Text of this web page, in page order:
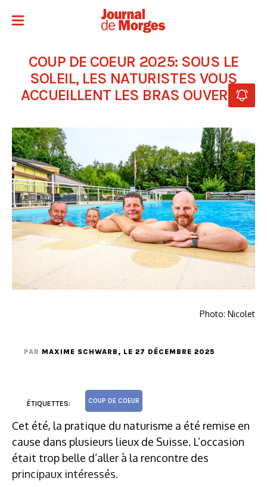
COUP DE COEUR 2025: SOUS LE
SOLEIL, LES NATURISTES VOUS
ACCUEILLENT LES BRAS OUVERTS
Photo: Nicolet
PAR MAXIME SCHWARB , LE 27 DÉCEMBRE 2025
ÉTIQUETTES: COUP DE COEUR
Cet été, la pratique du naturisme a été remise en
cause dans plusieurs lieux de Suisse. L’occasion
était trop belle d’aller à la rencontre des
principaux intéressés.